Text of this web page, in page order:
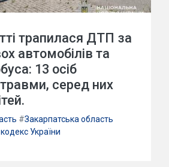
трапилася ДТП за
автомобілів та
13 осіб
серед них
#Закарпатська область
України